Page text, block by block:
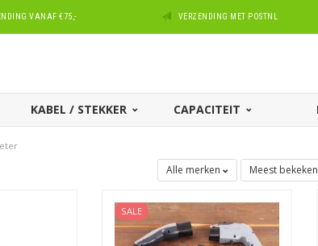
VANAF €75,- VERZENDING MET POSTNL
KABEL / STEKKER CAPACITEIT
Alle merken Meest bekeken
SALE